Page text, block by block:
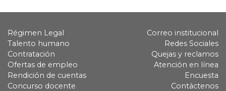
Régimen Legal
Talento humano
Contratación
Ofertas de empleo
Rendición de cuentas
Concurso docente
Correo institucional
Redes Sociales
Quejas y reclamos
Atención en línea
Encuesta
Contáctenos